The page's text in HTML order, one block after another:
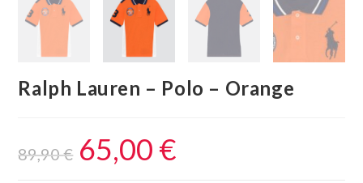
Ralph Lauren – Polo – Orange
89,90€ 65,00 €